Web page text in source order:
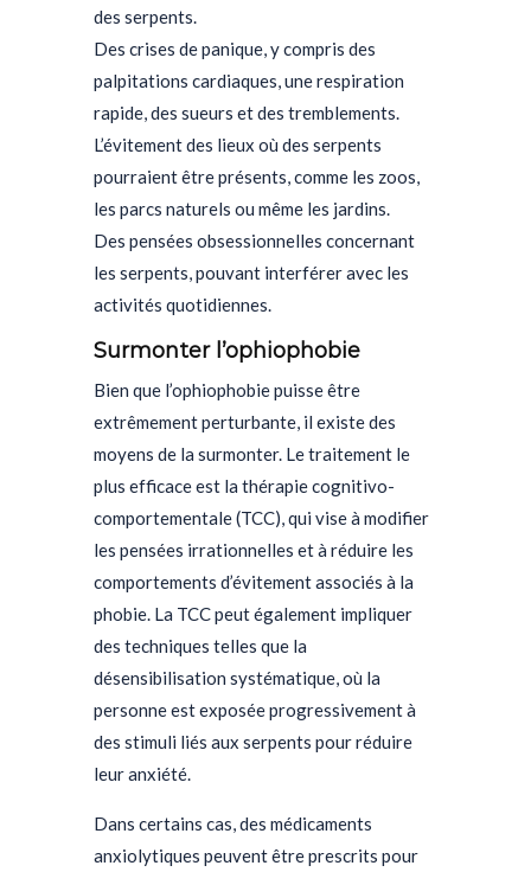
des serpents.
Des crises de panique, y compris des
palpitations cardiaques, une respiration
rapide, des sueurs et des tremblements.
L’évitement des lieux où des serpents
pourraient être présents, comme les zoos,
les parcs naturels ou même les jardins.
Des pensées obsessionnelles concernant
les serpents, pouvant interférer avec les
activités quotidiennes.
Surmonter l’ophiophobie
Bien que l’ophiophobie puisse être
extrêmement perturbante, il existe des
moyens de la surmonter. Le traitement le
plus efficace est la thérapie cognitivo-
comportementale (TCC), qui vise à modifier
les pensées irrationnelles et à réduire les
comportements d’évitement associés à la
phobie. La TCC peut également impliquer
des techniques telles que la
désensibilisation systématique, où la
personne est exposée progressivement à
des stimuli liés aux serpents pour réduire
leur anxiété.
Dans certains cas, des médicaments
anxiolytiques peuvent être prescrits pour